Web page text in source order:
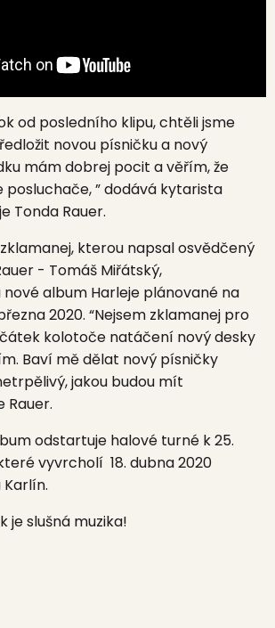
od posledního klipu, chtěli jsme
novou písničku a nový
mám dobrej pocit a věřím, že
posluchače, ” dodává kytarista
Tonda Rauer.
kterou napsal osvědčený
- Tomáš Miřátský,
album Harleje plánované na
2020. “Nejsem zklamanej pro
kolotoče natáčení nový desky
Baví mě dělat nový písničky
jakou budou mít
Rauer.
odstartuje halové turné k 25.
vyvrcholí 18. dubna 2020
je slušná muzika!